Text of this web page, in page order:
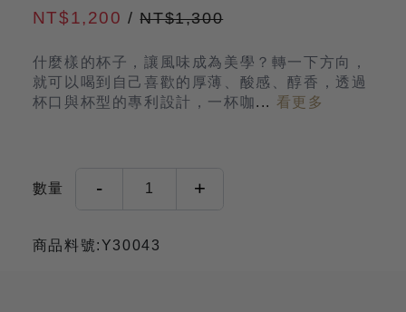
NT$1,200/NT$1,300
什麼樣的杯子，讓風味成為美學？轉一下方向，
就可以喝到自己喜歡的厚薄、酸感、醇香，透過
杯口與杯型的專利設計，一杯咖... 看更多
數量 - 1 +
商品料號:Y30043